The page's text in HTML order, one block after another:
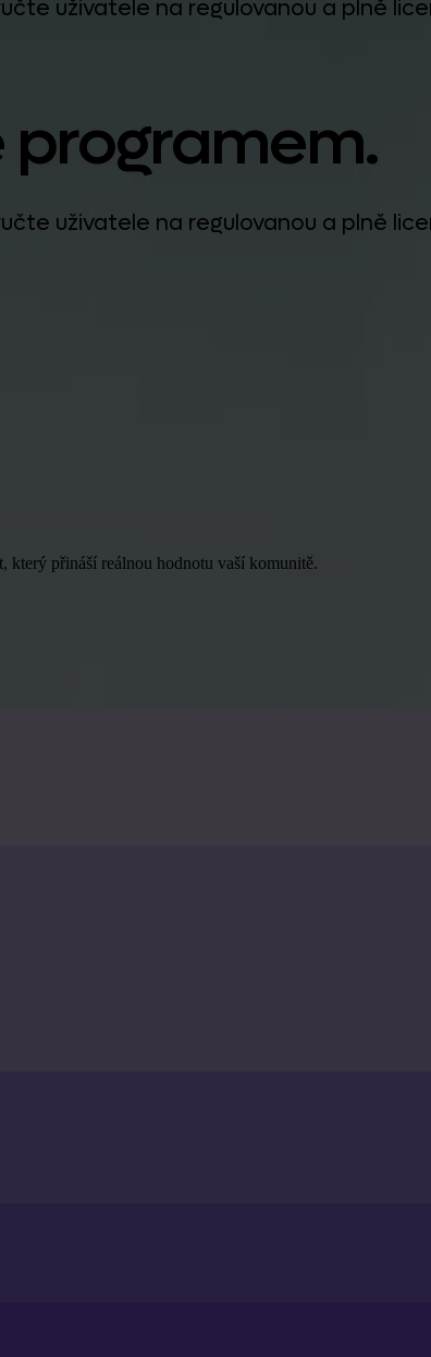
uživatele na regulovanou a plně
programem.
uživatele na regulovanou a plně
který přináší reálnou hodnotu vaší komunitě.